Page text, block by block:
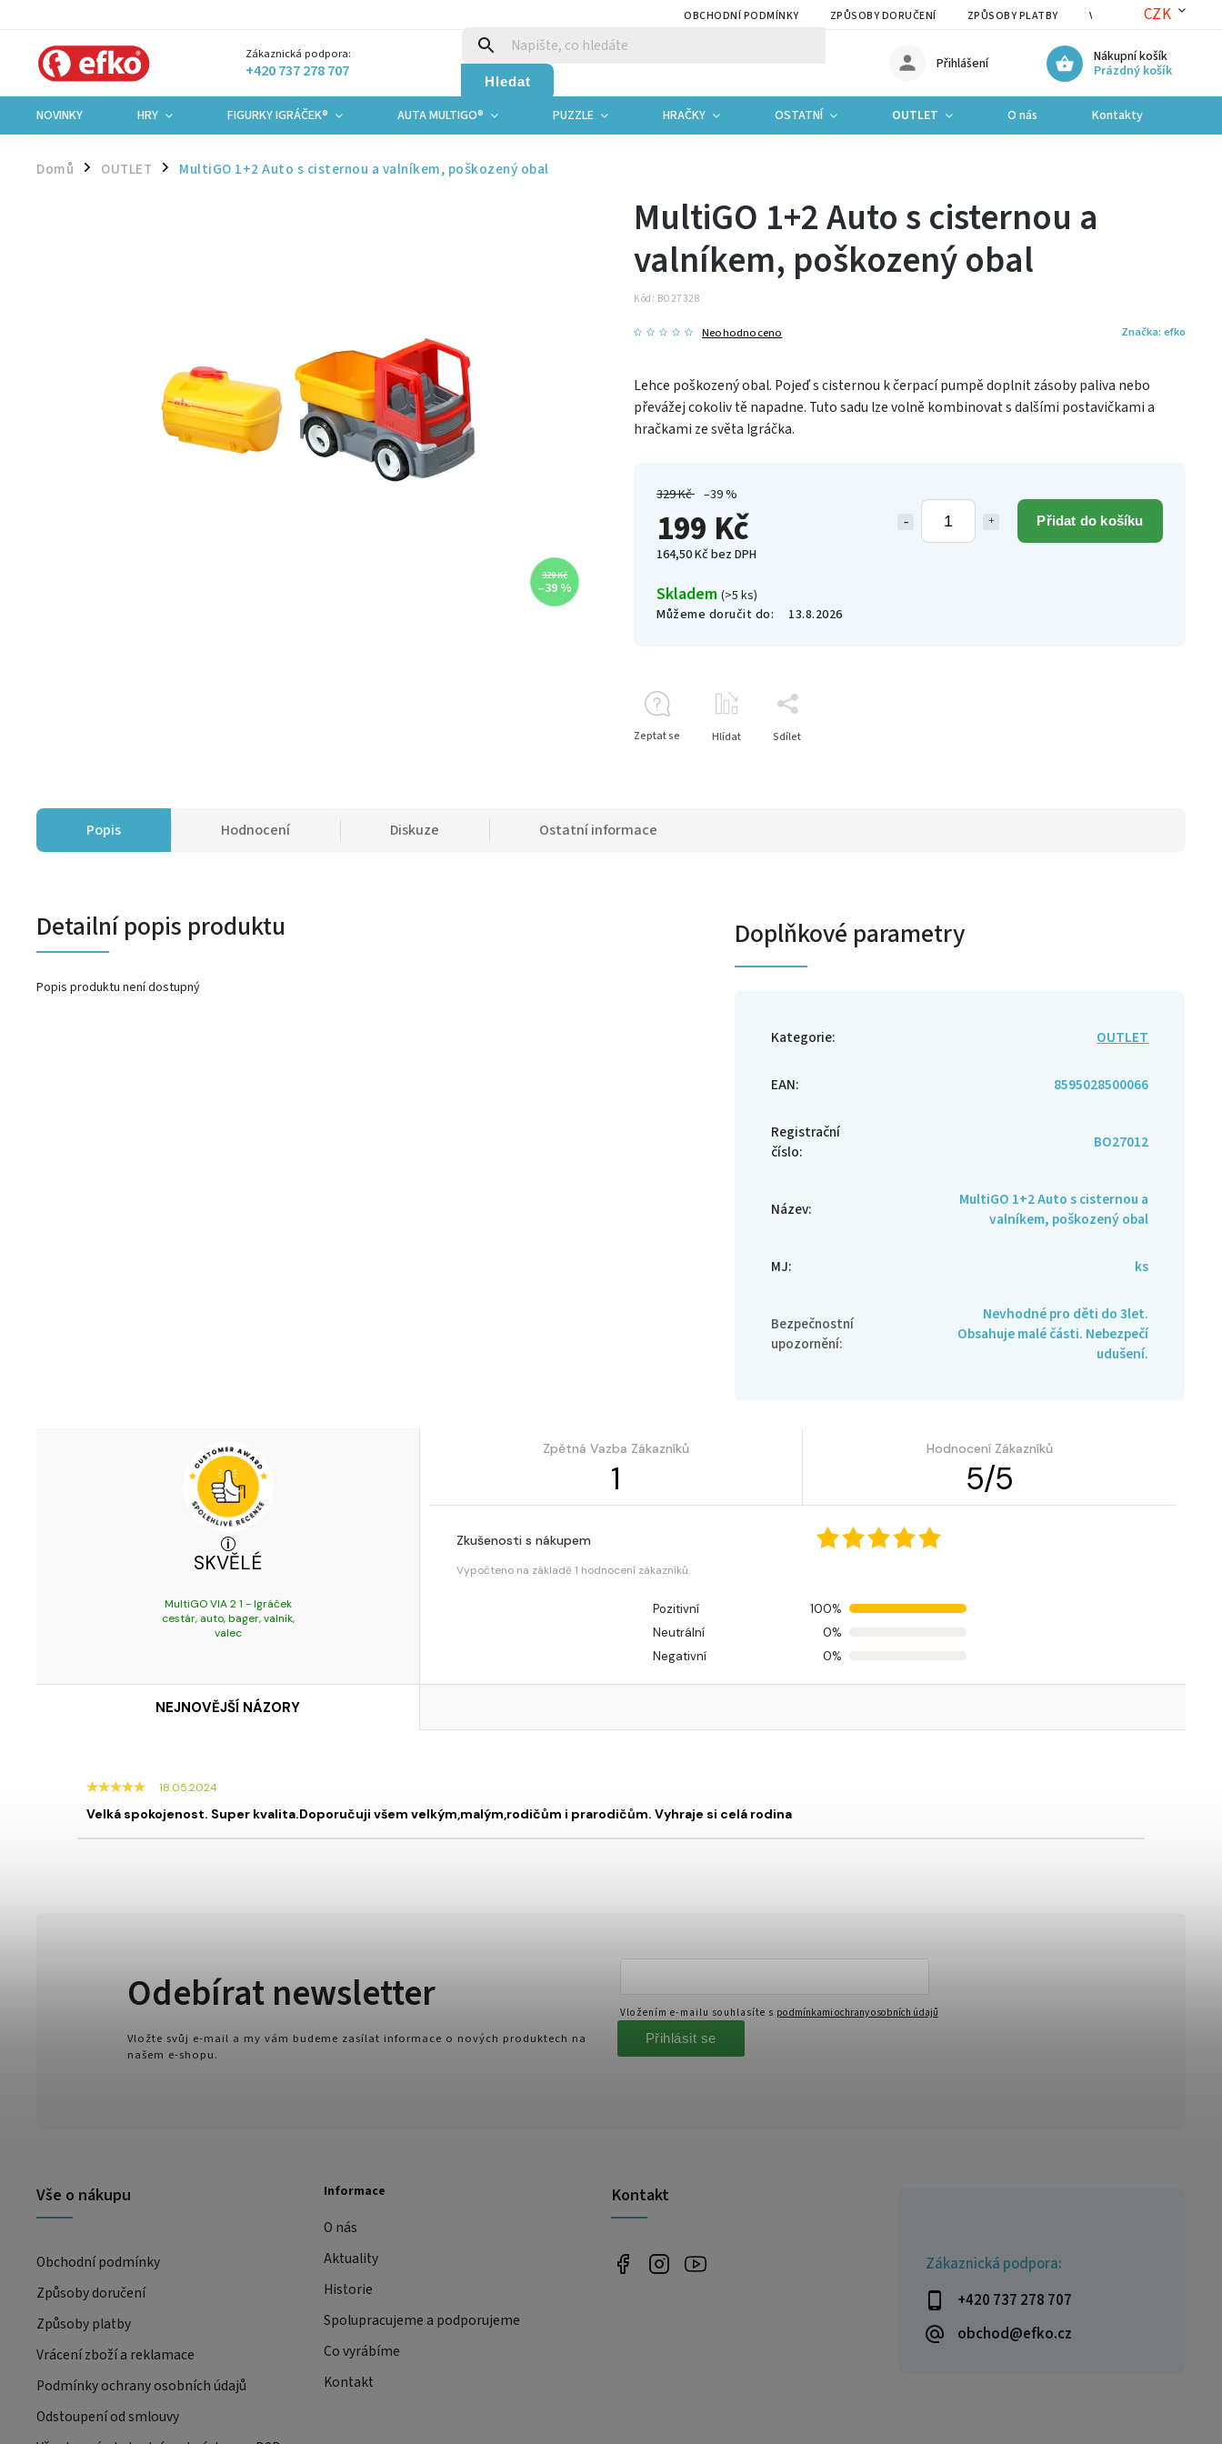
OBCHODNÍ PODMÍNKY ZPŮSOBY DORUČENÍ ZPŮSOBY PLATBY VRÁCENÍ ZBOŽÍ A
CZK
Zákaznická podpora:
+420 737 278 707 Hledat
Nákupní košík
Prázdný košík
Přihlášení
NOVINKY HRY FIGURKY IGRÁČEK® AUTA MULTIGO® PUZZLE HRAČKY OSTATNÍ OUTLET O nás Kontakty
Domů / OUTLET / MultiGO 1+2 Auto s cisternou a valníkem, poškozený obal
329 Kč
–39 %
329 Kč –39 %
199 Kč
164,50 Kč bez DPH
Přidat do košíku
Skladem (>5 ks)
Můžeme doručit do:
13.8.2026
MultiGO 1+2 Auto s cisternou a
valníkem, poškozený obal
Kód: BO27328
Neohodnoceno Značka: efko
Lehce poškozený obal. Pojeď s cisternou k čerpací pumpě doplnit zásoby paliva nebo
převážej cokoliv tě napadne. Tuto sadu lze volně kombinovat s dalšími postavičkami a
hračkami ze světa Igráčka.
Zeptat se Hlídat Sdílet
Popis Hodnocení Diskuze Ostatní informace
Detailní popis produktu
Popis produktu není dostupný
Doplňkové parametry
Kategorie: OUTLET
EAN: 8595028500066
Registrační
číslo: BO27012
Název:
MultiGO 1+2 Auto s cisternou a
valníkem, poškozený obal
MJ: ks
Bezpečnostní
upozornění:
Nevhodné pro děti do 3let.
Obsahuje malé části. Nebezpečí
udušení.
SKVĚLÉ
MultiGO VIA 2 1 - Igráček
cestár, auto, bager, valník,
valec
Zpětná Vazba Zákazníků
1
Hodnocení Zákazníků
5/5
Zkušenosti s nákupem
Vypočteno na základě 1 hodnocení zákazníků.
Pozitivní
100%
Neutrální
0%
Negativní
0%
NEJNOVĚJŠÍ NÁZORY
18.05.2024
Velká spokojenost. Super kvalita.Doporučuji všem velkým,malým,rodičům i prarodičům. Vyhraje si celá rodina
Zákaznická podpora:
+420 737 278 707
obchod@efko.cz
Vše o nákupu
Obchodní podmínky
Způsoby doručení
Způsoby platby
Vrácení zboží a reklamace
Podmínky ochrany osobních údajů
Odstoupení od smlouvy
Informace
O nás
Aktuality
Historie
Spolupracujeme a podporujeme
Co vyrábíme
Kontakt
Odebírat newsletter
Vložte svůj e-mail a my vám budeme zasílat informace o nových produktech na
našem e-shopu.
Vložením e-mailu souhlasíte s podmínkami ochrany osobních údajů
Přihlásit se
Kontakt